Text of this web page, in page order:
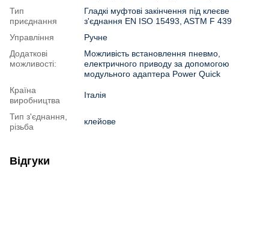
Тип
приєднання
Гладкі муфтові закінчення під клеєве
з'єднання EN ISO 15493, ASTM F 439
Управління
Ручне
Додаткові
можливості:
Можливість встановлення пневмо,
електричного приводу за допомогою
модульного адаптера Power Quick
Країна
виробництва
Італія
Тип з'єднання,
різьба
клейове
Відгуки